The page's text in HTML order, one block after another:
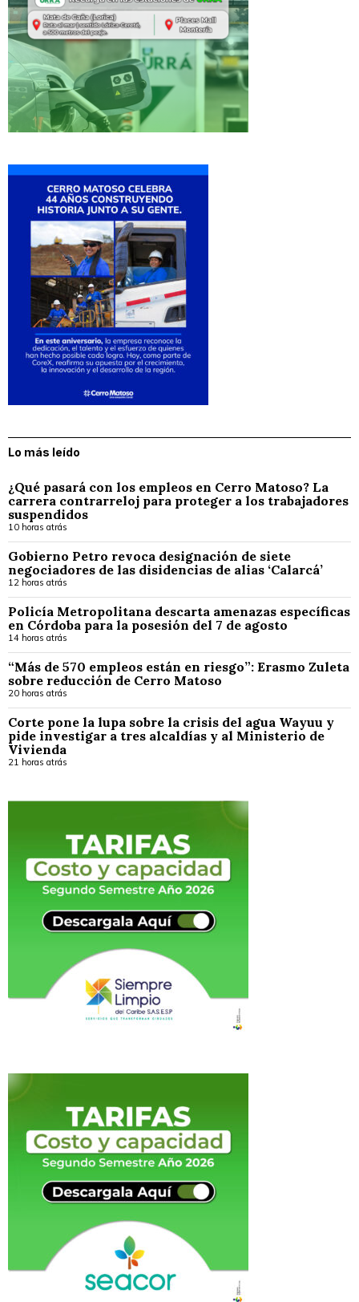
Lo más leído
¿Qué pasará con los empleos en Cerro Matoso? La
carrera contrarreloj para proteger a los trabajadores
suspendidos
10 horas atrás
Gobierno Petro revoca designación de siete
negociadores de las disidencias de alias ‘Calarcá’
12 horas atrás
Policía Metropolitana descarta amenazas específicas
en Córdoba para la posesión del 7 de agosto
14 horas atrás
“Más de 570 empleos están en riesgo”: Erasmo Zuleta
sobre reducción de Cerro Matoso
20 horas atrás
Corte pone la lupa sobre la crisis del agua Wayuu y
pide investigar a tres alcaldías y al Ministerio de
Vivienda
21 horas atrás